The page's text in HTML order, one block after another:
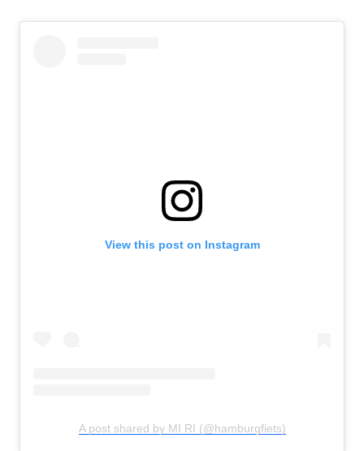
View this post on Instagram
A post shared by MI RI (@hamburgfiets)